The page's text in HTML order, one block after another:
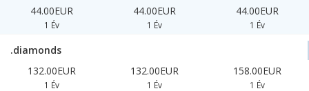
44.00EUR
1 Év
44.00EUR
1 Év
44.00EUR
1 Év
.diamonds
132.00EUR
1 Év
132.00EUR
1 Év
158.00EUR
1 Év